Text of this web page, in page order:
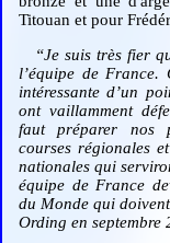
Titouan et pour
“Je suis très fier
l’équipe de France.
intéressante d’un
ont vaillamment
faut préparer nos
courses régionales
nationales qui
équipe de France
du Monde qui
Ording en septembre